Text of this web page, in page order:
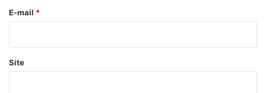
*
E-mail *
Site